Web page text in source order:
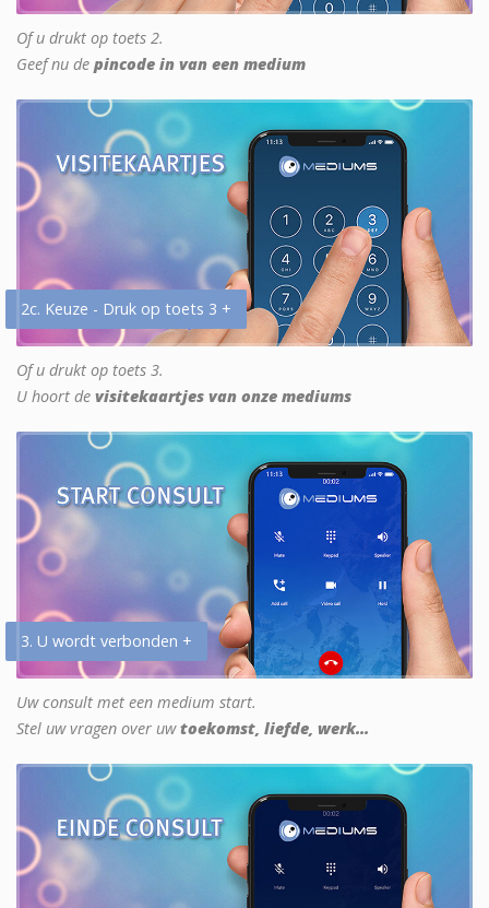
Of u drukt op toets 2.
Geef nu de pincode in van een medium
2c. Keuze - Druk op toets 3 +
Of u drukt op toets 3.
U hoort de visitekaartjes van onze mediums
3. U wordt verbonden +
Uw consult met een medium start.
Stel uw vragen over uwtoekomst, liefde, werk...